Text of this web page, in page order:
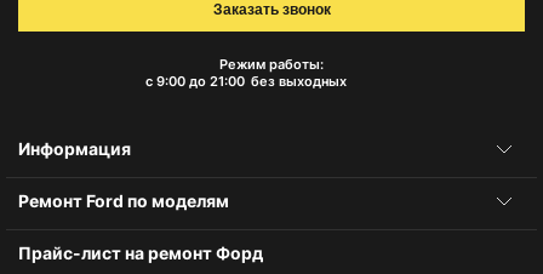
Режим работы:
с 9:00 до 21:00 без выходных
Заказать звонок
Информация
Ремонт Ford по моделям
Прайс-лист на ремонт Форд